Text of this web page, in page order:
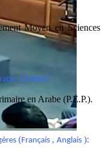
Moyen en Sciences
(Arabe):
en Arabe (P.E.P.).
(Français , Anglais ):